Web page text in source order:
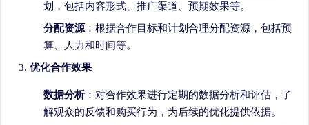
划，包括内容形式、推广渠道、预期效果等。
分配资源：根据合作目标和计划合理分配资源，包括预
算、人力和时间等。
优化合作效果
数据分析：对合作效果进行定期的数据分析和评估，了
解观众的反馈和购买行为，为后续的优化提供依据。